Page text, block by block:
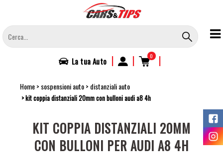
contenuto
principale
La tuaAuto | | 0 |
Home sospensioni auto distanziali auto
kit coppia distanziali 20mm con bulloni audi a8 4h
KIT COPPIA DISTANZIALI 20MM
CON BULLONI PER AUDI A8 4H